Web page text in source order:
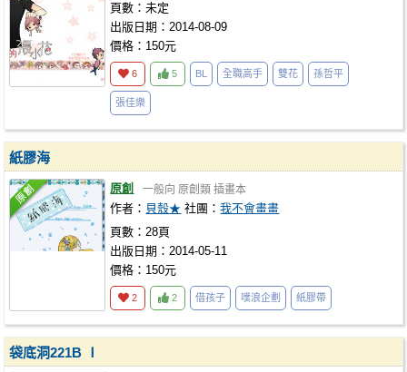
頁數：未定
出版日期：2014-08-09
價格：150元
6 5 BL 全職高手 雙花 孫哲平
張佳樂
紙膠海
原創 一般向 原創類 插畫本
作者： 貝殼★ 社團：我不會畫畫
頁數：28頁
出版日期：2014-05-11
價格：150元
2 2 借孩子 噗浪企劃 紙膠帶
袋底洞221B Ⅰ